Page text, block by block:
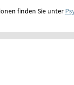
finden Sie unter